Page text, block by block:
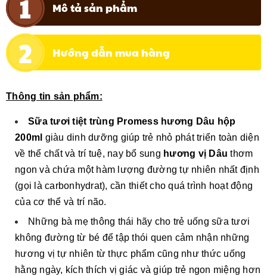
Mô tả sản phẩm
Hướng dẫn mua hàng
Thông tin sản phẩm:
Sữa tươi tiệt trùng Promess hương Dâu hộp
200ml giàu dinh dưỡng giúp trẻ nhỏ phát triển toàn diện
về thể chất và trí tuệ, nay bổ sung hương vị Dâu thơm
ngon và chứa một hàm lượng đường tự nhiên nhất định
(gọi là carbonhydrat), cần thiết cho quá trình hoạt động
của cơ thể và trí não.
Những bà mẹ thông thái hãy cho trẻ uống sữa tươi
không đường từ bé để tập thói quen cảm nhận những
hương vị tự nhiên từ thực phẩm cũng như thức uống
hằng ngày, kích thích vị giác và giúp trẻ ngon miệng hơn